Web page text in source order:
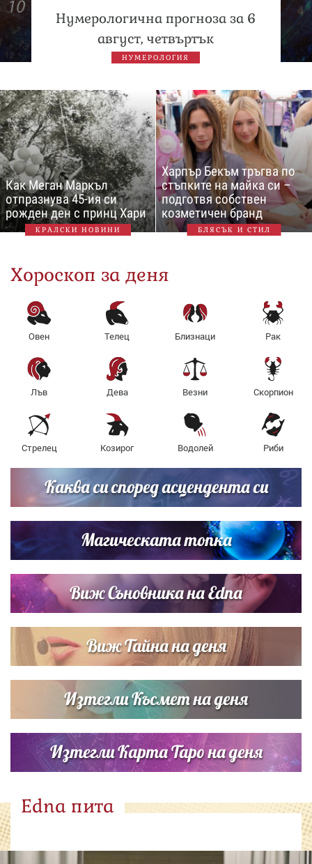
Нумерологична прогноза за 6
август, четвъртък
НУМЕРОЛОГИЯ
Как Меган Маркъл
отпразнува 45-ия си
рожден ден с принц Хари
КРАЛСКИ НОВИНИ
Харпър Бекъм тръгва по
стъпките на майка си –
подготвя собствен
козметичен бранд
БЛЯСЪК И СТИЛ
Хороскоп за деня
Овен Телец Близнаци Рак
Лъв Дева Везни Скорпион
Стрелец Козирог Водолей Риби
Каква си според асцендента си
Магическата топка
Виж Съновника на Edna
Виж Тайна на деня
Изтегли Късмет на деня
Изтегли Карта Таро на деня
Edna пита